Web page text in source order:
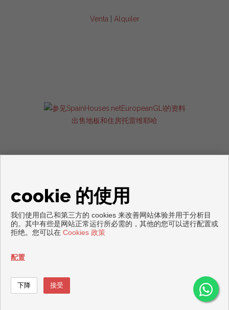
Venta Alquiler
出售地板和住房托雷维耶哈
Copyright © 2026. 版权所有.
免责声明|数据保护政策
cookie 的使用
我们使用自己和第三方的 cookies 来改善网站体验并用于分析目
的。其中有些是网站正常运行所必需的，其他的您可以进行配置或
拒绝。您可以在 Cookies 政策
配置